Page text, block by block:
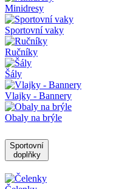
Minidresy
Sportovní vaky
Ručníky
Šály
Vlajky - Bannery
Obaly na brýle
Sportovní
doplňky